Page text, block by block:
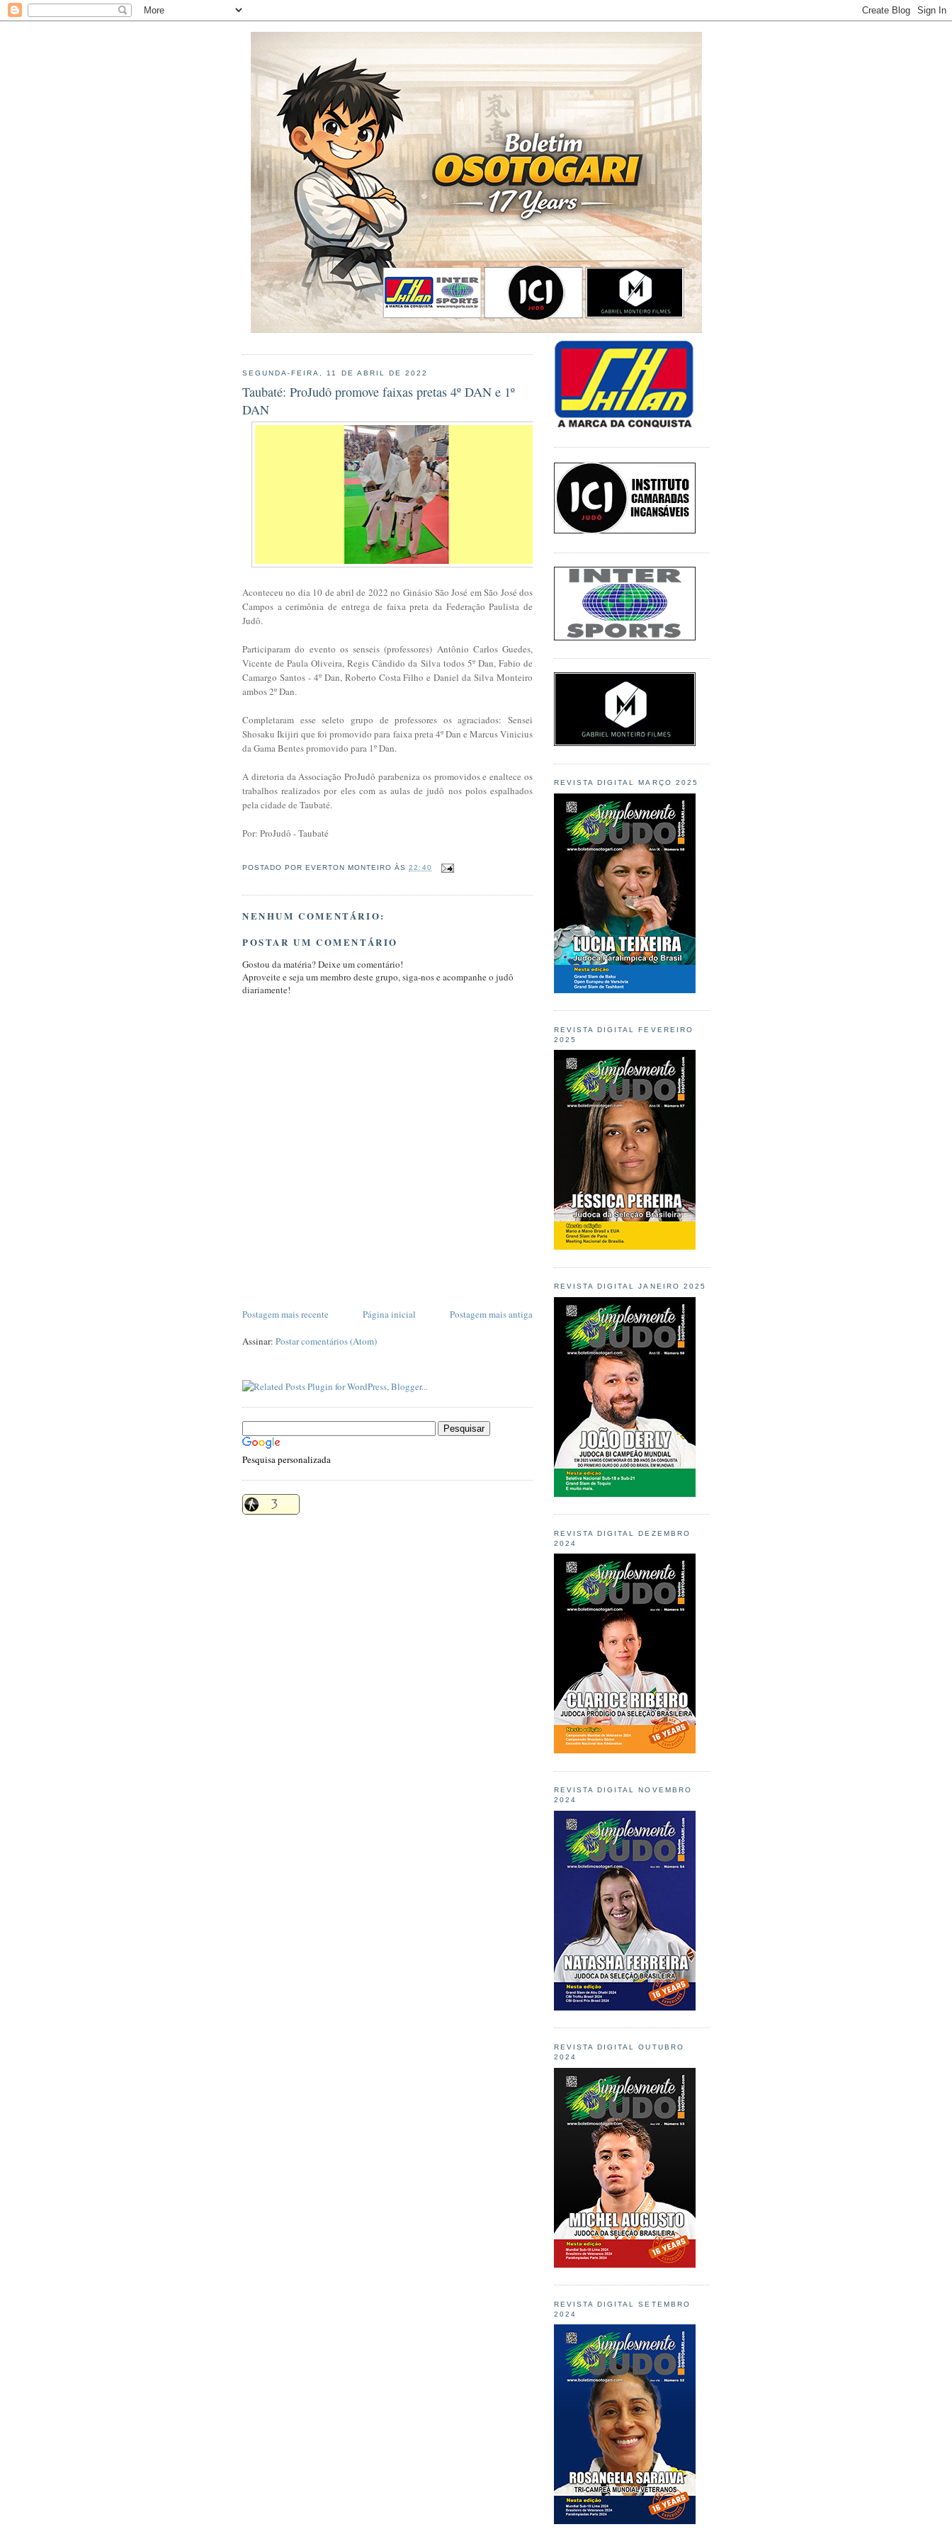
SEGUNDA-FEIRA, 11 DE ABRIL DE 2022
Taubaté: ProJudô promove faixas pretas 4º DAN e 1º
DAN
Aconteceu no dia 10 de abril de 2022 no Ginásio São José em São José dos
Campos a cerimônia de entrega de faixa preta da Federação Paulista de
Judô.
Participaram do evento os senseis (professores) Antônio Carlos Guedes,
Vicente de Paula Oliveira, Regis Cândido da Silva todos 5º Dan, Fabio de
Camargo Santos - 4º Dan, Roberto Costa Filho e Daniel da Silva Monteiro
ambos 2º Dan.
Completaram esse seleto grupo de professores os agraciados: Sensei
Shosaku Ikijiri que foi promovido para faixa preta 4º Dan e Marcus Vinicius
da Gama Bentes promovido para 1º Dan.
A diretoria da Associação ProJudô parabeniza os promovidos e enaltece os
trabalhos realizados por eles com as aulas de judô nos polos espalhados
pela cidade de Taubaté.
Por: ProJudô - Taubaté
POSTADO POR EVERTON MONTEIRO ÀS22:40
NENHUM COMENTÁRIO:
POSTAR UM COMENTÁRIO
Gostou da matéria? Deixe um comentário!
Aproveite e seja um membro deste grupo, siga-nos e acompanhe o judô
diariamente!
Postagem mais recente Postagem mais antiga
Página inicial
Assinar: Postar comentários (Atom)
Pesquisa personalizada
REVISTA DIGITAL MARÇO 2025
REVISTA DIGITAL FEVEREIRO
2025
REVISTA DIGITAL JANEIRO 2025
REVISTA DIGITAL DEZEMBRO
2024
REVISTA DIGITAL NOVEMBRO
2024
REVISTA DIGITAL OUTUBRO
2024
REVISTA DIGITAL SETEMBRO
2024